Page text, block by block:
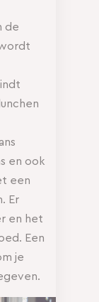
de
en ook
een
Er
en het
Een
je